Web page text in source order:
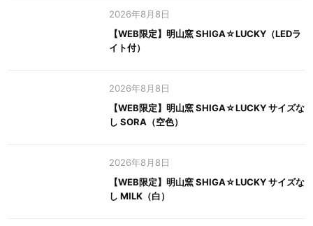
2026年8月8日
【WEB限定】明山窯 SHIGA☆LUCKY（LEDラ
イト付）
2026年8月8日
【WEB限定】明山窯 SHIGA☆LUCKY サイズな
し SORA（空色）
2026年8月8日
【WEB限定】明山窯 SHIGA☆LUCKY サイズな
し MILK（白）